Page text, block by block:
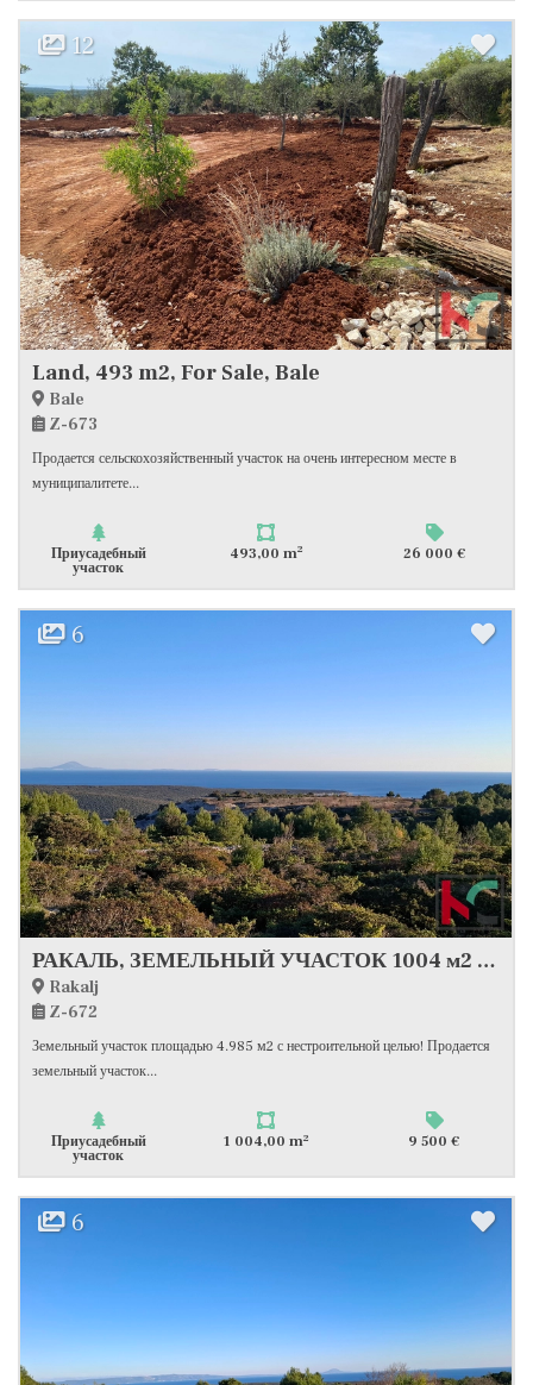
12
Land, 493 m2, For Sale, Bale
Bale
Z-673
Продается сельскохозяйственный участок на очень интересном месте в
муниципалитете...
Приусадебный
участок
493,00 m2 26 000 €
6
РАКАЛЬ, ЗЕМЕЛЬНЫЙ УЧАСТОК 1004 м2 С ВИДОМ НА МОРЕ #ПРОДАЖА
Rakalj
Z-672
Земельный участок площадью 4.985 м2 с нестроительной целью! Продается
земельный участок...
Приусадебный
участок
1 004,00 m2 9 500 €
6